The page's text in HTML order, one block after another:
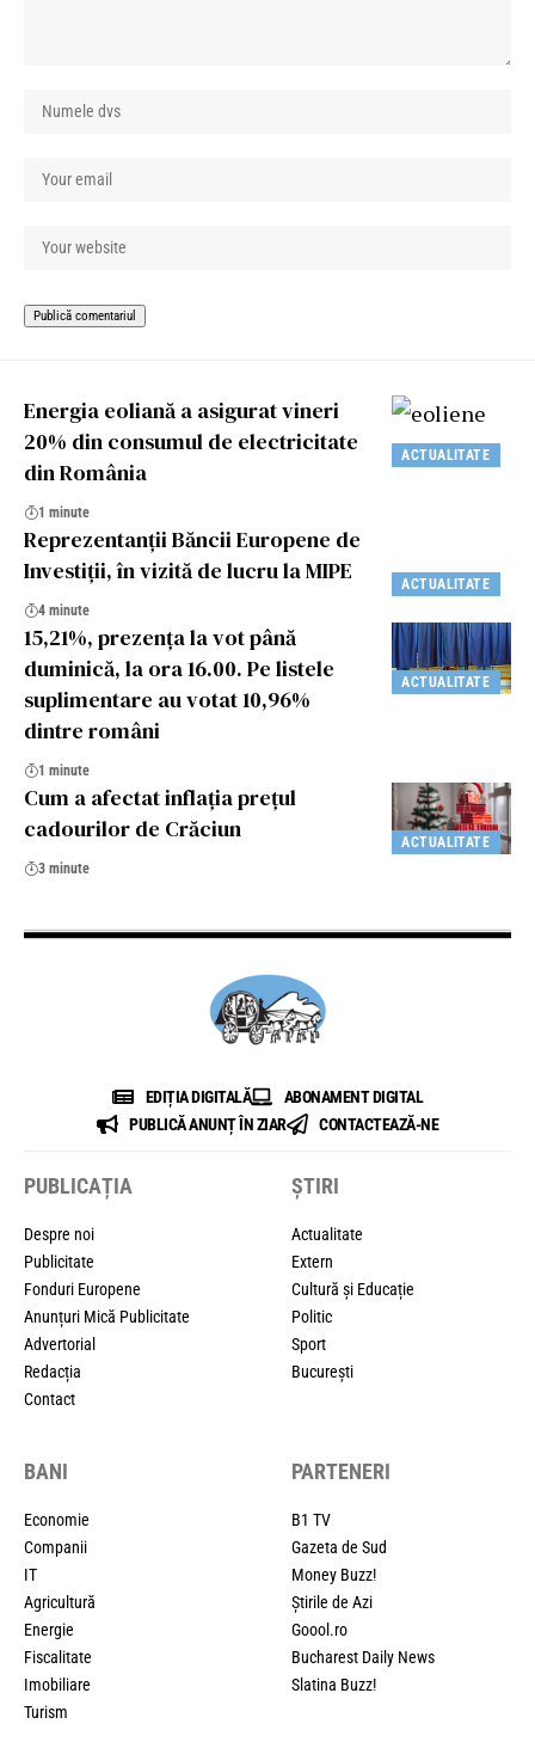
ACTUALITATE
Energia eoliană a asigurat vineri
20% din consumul de electricitate
din România
1 minute
ACTUALITATE
Reprezentanții Băncii Europene de
Investiții, în vizită de lucru la MIPE
4 minute
ACTUALITATE
15,21%, prezența la vot până
duminică, la ora 16.00. Pe listele
suplimentare au votat 10,96%
dintre români
1 minute
ACTUALITATE
Cum a afectat inflația prețul
cadourilor de Crăciun
3 minute
EDIȚIA DIGITALĂ
ABONAMENT DIGITAL
PUBLICĂ ANUNȚ ÎN ZIAR
CONTACTEAZĂ-NE
PUBLICAȚIA
Despre noi
Publicitate
Fonduri Europene
Anunțuri Mică Publicitate
Advertorial
Redacția
Contact
ȘTIRI
Actualitate
Extern
Cultură și Educație
Politic
Sport
București
BANI
Economie
Companii
IT
Agricultură
Energie
Fiscalitate
Imobiliare
Turism
PARTENERI
B1 TV
Gazeta de Sud
Money Buzz!
Știrile de Azi
Goool.ro
Bucharest Daily News
Slatina Buzz!